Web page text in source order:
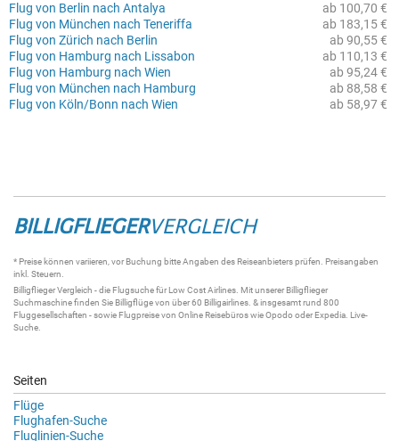
ab 100,70 €
Flug von Berlin nach Antalya
ab 183,15 €
Flug von München nach Teneriffa
ab 90,55 €
Flug von Zürich nach Berlin
ab 110,13 €
Flug von Hamburg nach Lissabon
ab 95,24 €
Flug von Hamburg nach Wien
ab 88,58 €
Flug von München nach Hamburg
ab 58,97 €
Flug von Köln/Bonn nach Wien
BILLIGFLIEGERVERGLEICH
* Preise können variieren, vor Buchung bitte Angaben des Reiseanbieters prüfen. Preisangaben
inkl. Steuern.
BilligfliegerVergleich - die Flugsuchefür Low Cost Airlines. Mit unsererBilligflieger
Suchmaschinefinden Sie Billigflügevon über 60 Billigairlines . & insgesamt rund 800
Fluggesellschaften - sowie Flugpreise von Online Reisebüros wie Opodo oder Expedia. Live-
Suche
Seiten
Flüge
Flughafen-Suche
Fluglinien-Suche